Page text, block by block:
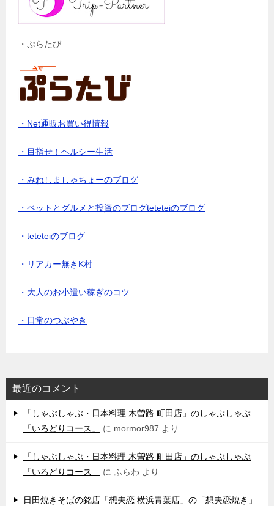
・ぷらたび
・Net通販お買い得情報
・目指せ！ヘルシー生活
・みねしましゃちょーのブログ
・ペットとグルメと投資のブログteteteiのブログ
・teteteiのブログ
・リアカー無きK村
・大人のお小遣い稼ぎのコツ
・日常のつぶやき
最近のコメント
「しゃぶしゃぶ・日本料理 木曽路 町田店」のしゃぶしゃぶ
「いろどりコース」
に mormor987 より
「しゃぶしゃぶ・日本料理 木曽路 町田店」のしゃぶしゃぶ
「いろどりコース」
に ふらわ より
日田焼きそばの銘店「想夫恋 横浜青葉店」の「想夫恋焼き」